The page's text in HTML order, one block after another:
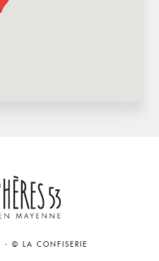
- © LA CONFISERIE